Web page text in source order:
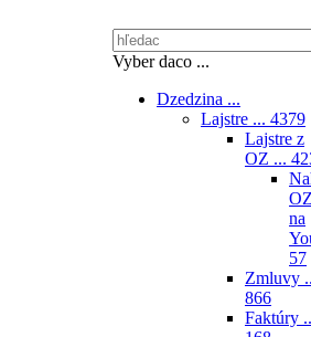
Vyber daco ...
Dzedzina ...
Lajstre ... 4379
Lajstre z
OZ ...
OZ
na
57
Zmluvy
866
Faktúry